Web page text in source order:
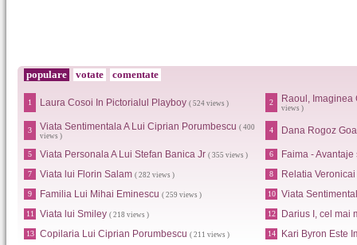
populare votate comentate
1 Laura Cosoi In Pictorialul Playboy ( 524 views ) 2 Raoul,
views )
3 Viata Sentimentala A Lui Ciprian Porumbescu ( 400
views )
4 Dana Rogoz
5 Viata Personala A Lui Stefan Banica Jr ( 355 views ) 6 Faima -
7 Viata lui Florin Salam ( 282 views ) 8 Relatia
9 Familia Lui Mihai Eminescu ( 259 views ) 10 Viata
11 Viata lui Smiley ( 218 views ) 12 Darius I, cel mai
13 Copilaria Lui Ciprian Porumbescu ( 211 views ) 14 Kari Byron Este